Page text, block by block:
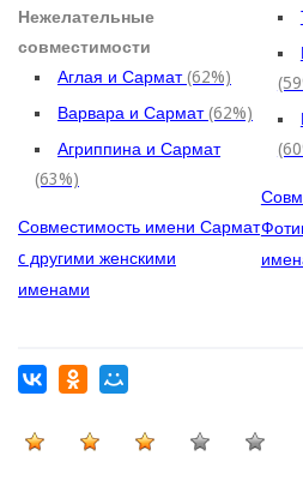
Нежелательные
совместимости
Аглая и Сармат(62%)
Варвара и Сармат(62%)
Агриппина и Сармат
(63%)
Совместимость имени Сармат
c другими женскими
именами